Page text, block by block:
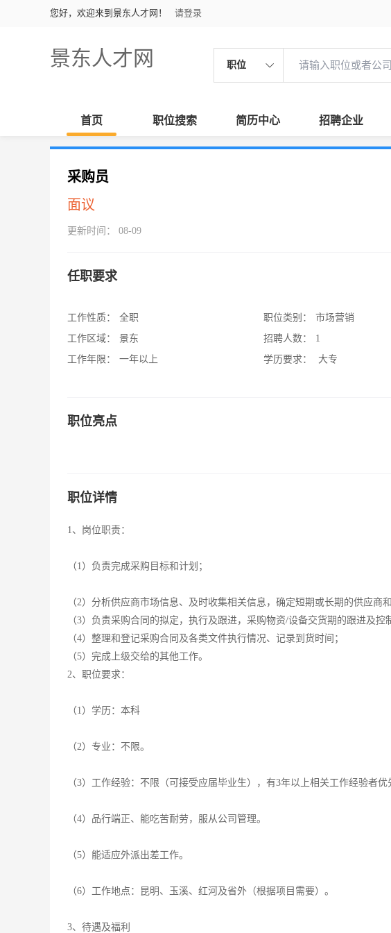
您好，欢迎来到景东人才网！ 请登录
景东人才网 职位
首页 职位搜索 简历中心 招聘企业
采购员
面议
更新时间： 08-09
任职要求
工作性质：
全职
工作区域：
景东
工作年限：
一年以上
职位类别：
市场营销
招聘人数：
1
学历要求：
大专
职位亮点
职位详情
1、岗位职责：
（1）负责完成采购目标和计划；
（2）分析供应商市场信息、及时收集相关信息，确定短期或长期的供应商
（3）负责采购合同的拟定，执行及跟进，采购物资/设备交货期的跟进及控
（4）整理和登记采购合同及各类文件执行情况、记录到货时间；
（5）完成上级交给的其他工作。
2、职位要求：
（1）学历：本科
（2）专业：不限。
（3）工作经验：不限（可接受应届毕业生），有3年以上相关工作经验者优
（4）品行端正、能吃苦耐劳，服从公司管理。
（5）能适应外派出差工作。
（6）工作地点：昆明、玉溪、红河及省外（根据项目需要）。
3、待遇及福利